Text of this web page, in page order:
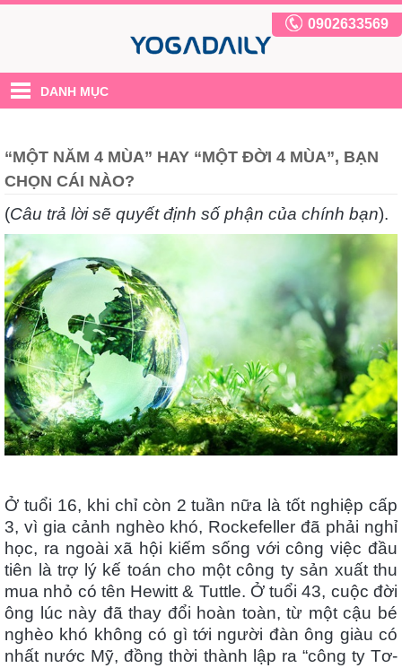
0902633569
DANH MỤC
“MỘT NĂM 4 MÙA” HAY “MỘT ĐỜI 4 MÙA”, BẠN
CHỌN CÁI NÀO?
(Câu trả lời sẽ quyết định số phận của chính bạn).
Ở tuổi 16, khi chỉ còn 2 tuần nữa là tốt nghiệp cấp
3, vì gia cảnh nghèo khó, Rockefeller đã phải nghỉ
học, ra ngoài xã hội kiếm sống với công việc đầu
tiên là trợ lý kế toán cho một công ty sản xuất thu
mua nhỏ có tên Hewitt & Tuttle. Ở tuổi 43, cuộc đời
ông lúc này đã thay đổi hoàn toàn, từ một cậu bé
nghèo khó không có gì tới người đàn ông giàu có
nhất nước Mỹ, đồng thời thành lập ra “công ty Tơ-